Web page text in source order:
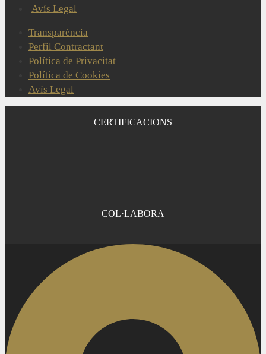
Avís Legal
Transparència
Perfil Contractant
Política de Privacitat
Política de Cookies
Avís Legal
CERTIFICACIONS
COL·LABORA